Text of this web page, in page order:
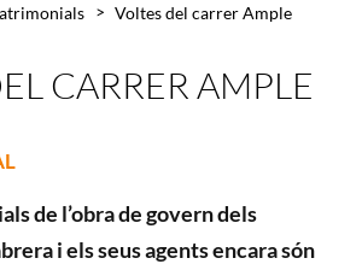
Voltes del carrer Ample
CARRER AMPLE
de l’obra de govern dels
i els seus agents encara són